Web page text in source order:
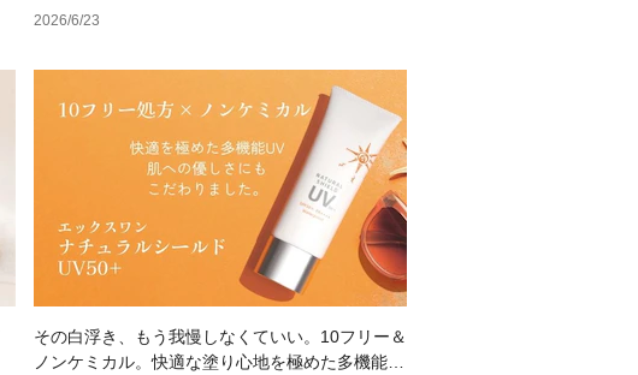
2026/6/23
その白浮き、もう我慢しなくていい。10フリー＆
ノンケミカル。快適な塗り心地を極めた多機能U